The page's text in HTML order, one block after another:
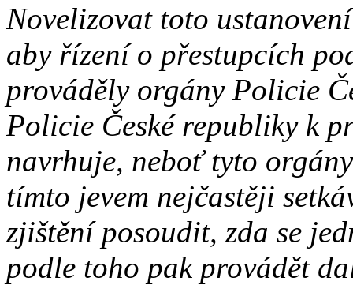
Novelizovat toto
aby řízení o přestupcích
prováděly orgány Policie
Policie České republiky k
navrhuje, neboť tyto
tímto jevem nejčastěji
zjištění posoudit, zda se
podle toho pak provádět